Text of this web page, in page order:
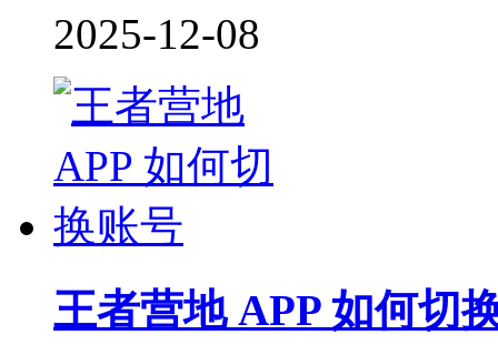
2025-12-08
王者营地 APP 如何切